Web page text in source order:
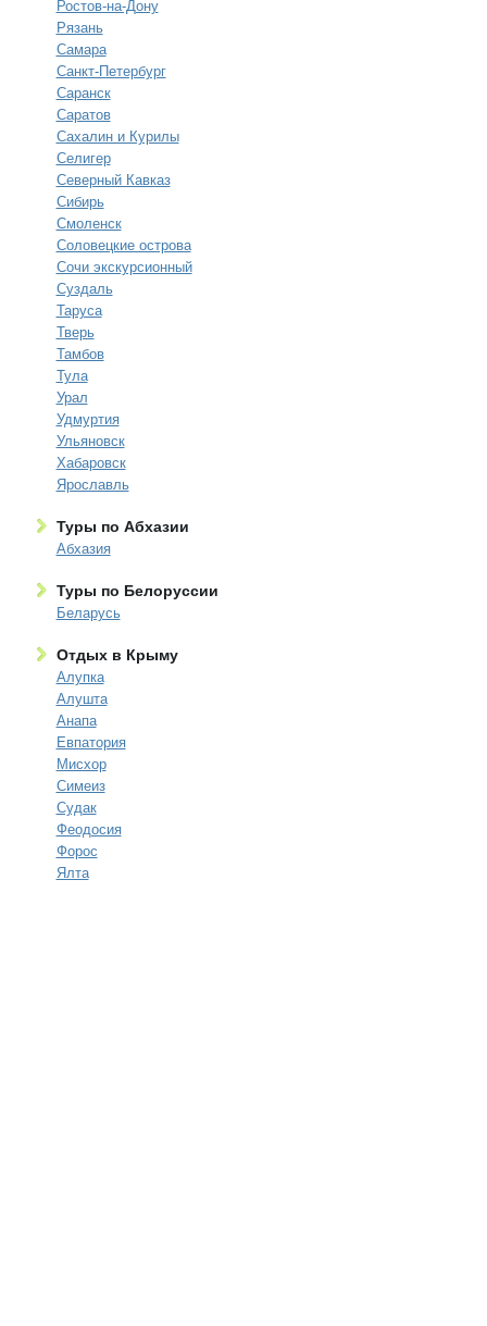
Ростов-на-Дону
Рязань
Самара
Санкт-Петербург
Саранск
Саратов
Сахалин и Курилы
Селигер
Северный Кавказ
Сибирь
Смоленск
Соловецкие острова
Сочи экскурсионный
Суздаль
Таруса
Тверь
Тамбов
Тула
Урал
Удмуртия
Ульяновск
Хабаровск
Ярославль
Туры по Абхазии
Абхазия
Туры по Белоруссии
Беларусь
Отдых в Крыму
Алупка
Алушта
Анапа
Евпатория
Мисхор
Симеиз
Судак
Феодосия
Форос
Ялта